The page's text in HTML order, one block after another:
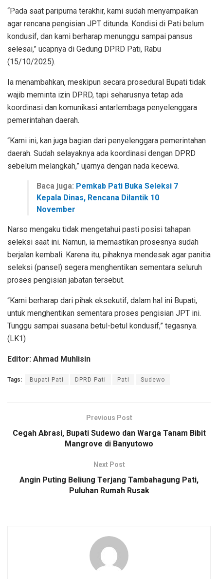
“Pada saat paripurna terakhir, kami sudah menyampaikan
agar rencana pengisian JPT ditunda. Kondisi di Pati belum
kondusif, dan kami berharap menunggu sampai pansus
selesai,” ucapnya di Gedung DPRD Pati, Rabu
(15/10/2025).
Ia menambahkan, meskipun secara prosedural Bupati tidak
wajib meminta izin DPRD, tapi seharusnya tetap ada
koordinasi dan komunikasi antarlembaga penyelenggara
pemerintahan daerah.
“Kami ini, kan juga bagian dari penyelenggara pemerintahan
daerah. Sudah selayaknya ada koordinasi dengan DPRD
sebelum melangkah,” ujarnya dengan nada kecewa.
Baca juga: Pemkab Pati Buka Seleksi 7
Kepala Dinas, Rencana Dilantik 10
November
Narso mengaku tidak mengetahui pasti posisi tahapan
seleksi saat ini. Namun, ia memastikan prosesnya sudah
berjalan kembali. Karena itu, pihaknya mendesak agar panitia
seleksi (pansel) segera menghentikan sementara seluruh
proses pengisian jabatan tersebut.
“Kami berharap dari pihak eksekutif, dalam hal ini Bupati,
untuk menghentikan sementara proses pengisian JPT ini.
Tunggu sampai suasana betul-betul kondusif,” tegasnya.
(LK1)
Editor: Ahmad Muhlisin
Tags: Bupati Pati DPRD Pati Pati Sudewo
Previous Post
Cegah Abrasi, Bupati Sudewo dan Warga Tanam Bibit
Mangrove di Banyutowo
Next Post
Angin Puting Beliung Terjang Tambahagung Pati,
Puluhan Rumah Rusak